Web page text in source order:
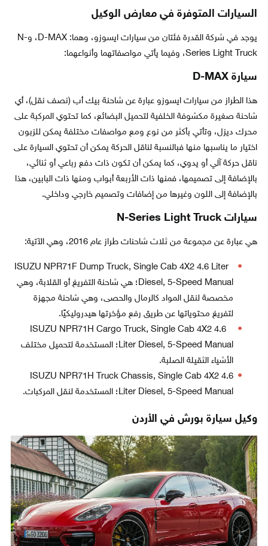
السيارات المتوفرة في معارض الوكيل
يوجد في شركة القدرة فئتان من سيارات ايسوزو، وهما: D-MAX، وN-
Series Light Truck، وفيما يأتي مواصفاتهما وأنواعهما:
سيارة D-MAX
هذا الطراز من سيارات ايسوزو عبارة عن شاحنة بيك أب (نصف نقل)، أي
شاحنة صغيرة مكشوفة الخلفية لتحميل البضائع، كما تحتوي المركبة على
محرك ديزل، وتأتي بأكثر من نوع ومع مواصفات مختلفة يمكن للزبون
اختيار ما يناسبها منها فبالنسبة لناقل الحركة يمكن أن تحتوي السيارة على
ناقل حركة آلي أو يدوي، كما يمكن أن تكون ذات دفع رباعي أو ثنائي،
بالإضافة إلى تصميمها، فمنها ذات الأربعة أبواب ومنها ذات البابين، هذا
بالإضافة إلى اللون وغيرها من إضافات وتصميم خارجي وداخلي.
سيارات N-Series Light Truck
هي عبارة عن مجموعة من ثلاث شاحنات طراز عام 2016، وهي الآتية:
ISUZU NPR71F Dump Truck, Single Cab 4X2 4.6 Liter
Diesel, 5-Speed Manual؛ هي شاحنة التفريغ أو القلابة، وهي
مخصصة لنقل المواد كالرمال والحصى، وهي شاحنة مجهزة
لتفريغ محتوياتها عن طريق رفع مؤخرتها هيدروليكيًا.
ISUZU NPR71H Cargo Truck, Single Cab 4X2 4.6
Liter Diesel, 5-Speed Manual؛ المستخدمة لتحميل مختلف
الأشياء الثقيلة الصلبة.
ISUZU NPR71H Truck Chassis, Single Cab 4X2 4.6
Liter Diesel, 5-Speed Manual؛ المستخدمة لنقل المركبات.
وكيل سيارة بورش في الأردن